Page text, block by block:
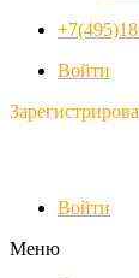
Войти
Войти
Меню